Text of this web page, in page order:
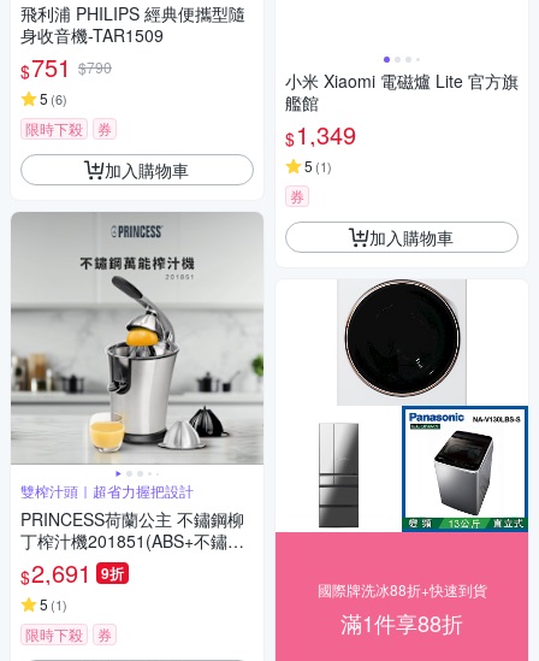
飛利浦 PHILIPS 經典便攜型隨
身收音機-TAR1509
$751 $790
5 (6)
限時下殺 券
加入購物車
雙榨汁頭｜超省力握把設計
PRINCESS荷蘭公主 不鏽鋼柳
丁榨汁機201851(ABS+不鏽鋼
榨汁頭)
$2,691 9折
5 (1)
限時下殺 券
小米 Xiaomi 電磁爐 Lite 官方旗
艦館
$1,349
5 (1)
券
加入購物車
國際牌洗冰88折+快速到貨
滿1件享88折